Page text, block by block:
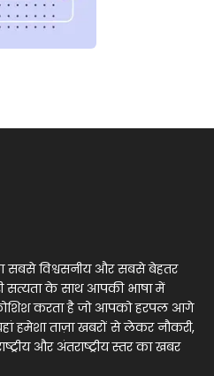
विश्वसनीय और सबसे बेहतर
सत्यता के साथ आपकी भाषा में
करता है जो आपको हरपल आगे
हमेशा ताज़ा खबरों से लेकर नौकरी,
और अंतराष्ट्रीय स्तर का खबर